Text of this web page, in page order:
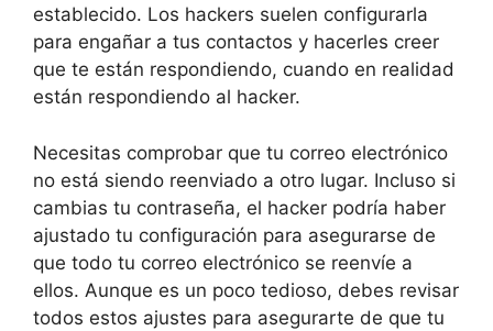
establecido. Los hackers suelen configurarla
para engañar a tus contactos y hacerles creer
que te están respondiendo, cuando en realidad
están respondiendo al hacker.
Necesitas comprobar que tu correo electrónico
no está siendo reenviado a otro lugar. Incluso si
cambias tu contraseña, el hacker podría haber
ajustado tu configuración para asegurarse de
que todo tu correo electrónico se reenvíe a
ellos. Aunque es un poco tedioso, debes revisar
todos estos ajustes para asegurarte de que tu